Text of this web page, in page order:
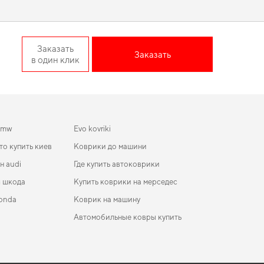
Заказать
в один клик
Заказать
купить киев
audi
шкода
Evo kovriki
Коврики до машини
Где купить автоковрики
Купить коврики на мерседес
Коврик на машину
Автомобильные ковры купить